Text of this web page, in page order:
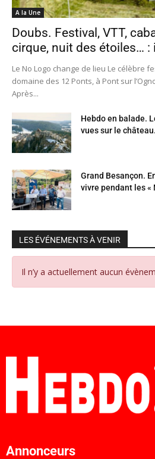
A la Une
Doubs. Festival, VTT,
cirque, nuit des étoiles… :
Le No Logo change de lieu Le célèbre
domaine des 12 Ponts, à Pont sur
Après...
Hebdo en balade.
vues sur le
Grand Besançon.
vivre pendant les «
LES ÉVÉNEMENTS À VENIR
Il n’y a actuellement aucun
Annonceurs